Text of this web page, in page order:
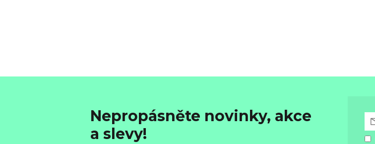
Nepropásněte novinky, akce
a slevy!